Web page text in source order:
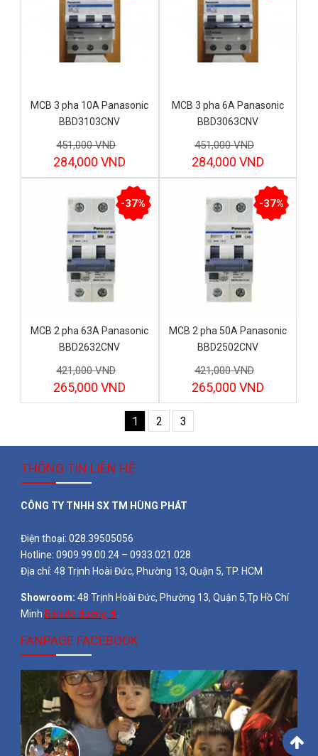
MCB 3 pha 10A Panasonic
BBD3103CNV
451,000 VND
284,000 VND
MCB 3 pha 6A Panasonic
BBD3063CNV
451,000 VND
284,000 VND
-37%
MCB 2 pha 63A Panasonic
BBD2632CNV
421,000 VND
265,000 VND
-37%
MCB 2 pha 50A Panasonic
BBD2502CNV
421,000 VND
265,000 VND
1 2 3
THÔNG TIN LIÊN HỆ
CÔNG TY TNHH SX TM HÙNG PHÁT
Điện thoại: 028.39505056
Hotline: 0909.99.00.24 – 0933.021.028
Địa chỉ: 48 Trịnh Hoài Đức, Phường 13, Quận 5, TP. HCM
Showroom: 48 Trịnh Hoài Đức, Phường 13, Quận 5,Tp Hồ Chí
Minh Bản đồ đường đi
FANPAGE FACEBOOK